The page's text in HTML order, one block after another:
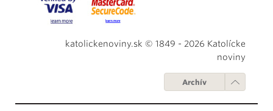
katolickenoviny.sk © 1849 - 2026 Katolícke
noviny
Archív